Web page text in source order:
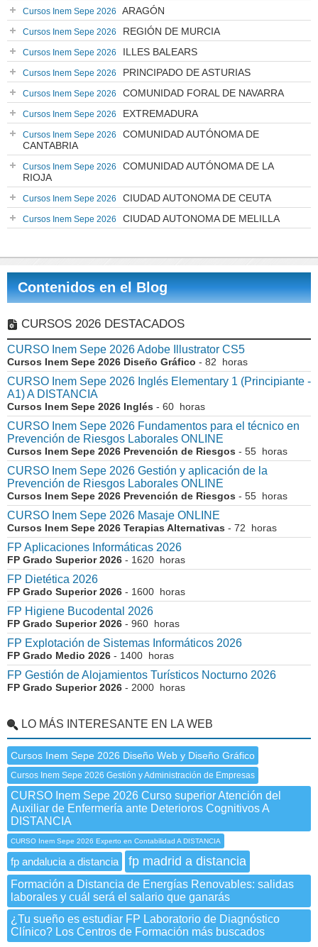
Cursos Inem Sepe 2026 ARAGÓN
Cursos Inem Sepe 2026 REGIÓN DE MURCIA
Cursos Inem Sepe 2026 ILLES BALEARS
Cursos Inem Sepe 2026 PRINCIPADO DE ASTURIAS
Cursos Inem Sepe 2026 COMUNIDAD FORAL DE NAVARRA
Cursos Inem Sepe 2026 EXTREMADURA
Cursos Inem Sepe 2026
COMUNIDAD AUTÓNOMA DE
CANTABRIA
Cursos Inem Sepe 2026
COMUNIDAD AUTÓNOMA DE LA
RIOJA
Cursos Inem Sepe 2026 CIUDAD AUTONOMA DE CEUTA
Cursos Inem Sepe 2026 CIUDAD AUTONOMA DE MELILLA
Contenidos en el Blog
CURSOS 2026 DESTACADOS
CURSO Inem Sepe 2026 Adobe Illustrator CS5
Cursos Inem Sepe 2026 Diseño Gráfico - 82 horas
CURSO Inem Sepe 2026 Inglés Elementary 1 (Principiante -
A1) A DISTANCIA
Cursos Inem Sepe 2026 Inglés - 60 horas
CURSO Inem Sepe 2026 Fundamentos para el técnico en
Prevención de Riesgos Laborales ONLINE
Cursos Inem Sepe 2026 Prevención de Riesgos - 55 horas
CURSO Inem Sepe 2026 Gestión y aplicación de la
Prevención de Riesgos Laborales ONLINE
Cursos Inem Sepe 2026 Prevención de Riesgos - 55 horas
CURSO Inem Sepe 2026 Masaje ONLINE
Cursos Inem Sepe 2026 Terapias Alternativas - 72 horas
FP Aplicaciones Informáticas 2026
FP Grado Superior 2026 - 1620 horas
FP Dietética 2026
FP Grado Superior 2026 - 1600 horas
FP Higiene Bucodental 2026
FP Grado Superior 2026 - 960 horas
FP Explotación de Sistemas Informáticos 2026
FP Grado Medio 2026 - 1400 horas
FP Gestión de Alojamientos Turísticos Nocturno 2026
FP Grado Superior 2026 - 2000 horas
LO MÁS INTERESANTE EN LA WEB
Cursos Inem Sepe 2026 Diseño Web y Diseño Gráfico
Cursos Inem Sepe 2026 Gestión y Administración de Empresas
CURSO Inem Sepe 2026 Curso superior Atención del
Auxiliar de Enfermería ante Deterioros Cognitivos A
DISTANCIA
CURSO Inem Sepe 2026 Experto en Contabilidad A DISTANCIA
fp andalucia a distancia fp madrid a distancia
Formación a Distancia de Energías Renovables: salidas
laborales y cuál será el salario que ganarás
¿Tu sueño es estudiar FP Laboratorio de Diagnóstico
Clínico? Los Centros de Formación más buscados